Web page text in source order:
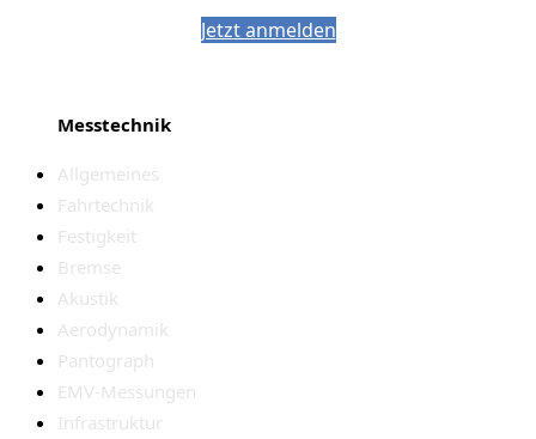
Jetzt anmelden
Messtechnik
Allgemeines
Fahrtechnik
Festigkeit
Bremse
Akustik
Aerodynamik
Pantograph
EMV-Messungen
Infrastruktur